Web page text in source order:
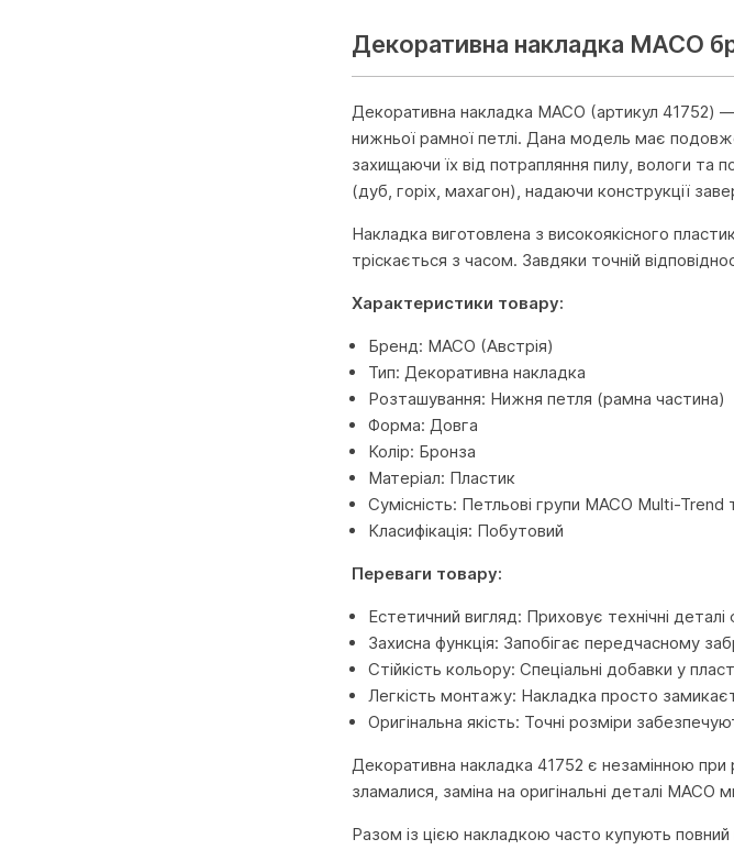
Декоративна накладка MACO
Декоративна накладка MACO (артикул 41752)
нижньої рамної петлі. Дана модель має
захищаючи їх від потрапляння пилу, вологи та
(дуб, горіх, махагон), надаючи конструкції
Накладка виготовлена з високоякісного
тріскається з часом. Завдяки точній
Характеристики товару:
Бренд: MACO (Австрія)
Тип: Декоративна накладка
Розташування: Нижня петля (рамна частина)
Форма: Довга
Колір: Бронза
Матеріал: Пластик
Сумісність: Петльові групи MACO Multi-
Класифікація: Побутовий
Переваги товару:
Естетичний вигляд: Приховує технічні
Захисна функція: Запобігає передчасному
Стійкість кольору: Спеціальні добавки у
Легкість монтажу: Накладка просто
Оригінальна якість: Точні розміри
Декоративна накладка 41752 є незамінною при
зламалися, заміна на оригінальні деталі MACO
Разом із цією накладкою часто купують повний